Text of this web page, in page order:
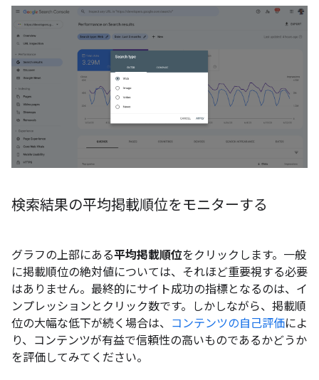
検索結果の平均掲載順位をモニターする
グラフの上部にある平均掲載順位をクリックします。一般
に掲載順位の絶対値については、それほど重要視する必要
はありません。最終的にサイト成功の指標となるのは、イ
ンプレッションとクリック数です。しかしながら、掲載順
位の大幅な低下が続く場合は、
コンテンツの自己評価によ
り、コンテンツが有益で信頼性の高いものであるかどうか
を評価してみてください。